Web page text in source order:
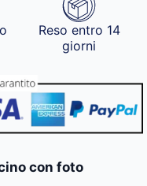
Reso entro 14
giorni
con foto